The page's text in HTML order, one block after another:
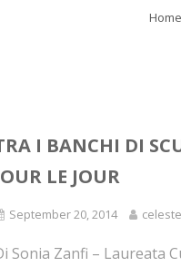
Home
I BANCHI DI
LE JOUR
September 20, 2014
Sonia Zanfi – Laureata